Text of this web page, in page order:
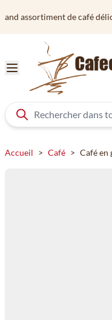
Commandé
Accueil > Café > Café en